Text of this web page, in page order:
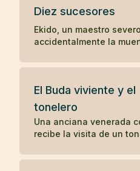
Diez sucesores
Ekido, un maestro
accidentalmente la
sucesores iluminados.
El Buda viviente y el
tonelero
Una anciana venerada
recibe la visita de un
fama sostiene el